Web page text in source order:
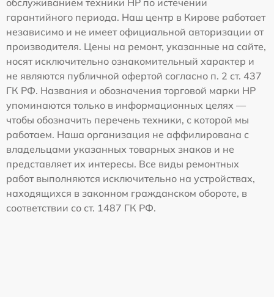
обслуживанием техники HP по истечении
гарантийного периода. Наш центр в Кирове работает
независимо и не имеет официальной авторизации от
производителя. Цены на ремонт, указанные на сайте,
носят исключительно ознакомительный характер и
не являются публичной офертой согласно п. 2 ст. 437
ГК РФ. Названия и обозначения торговой марки HP
упоминаются только в информационных целях —
чтобы обозначить перечень техники, с которой мы
работаем. Наша организация не аффилирована с
владельцами указанных товарных знаков и не
представляет их интересы. Все виды ремонтных
работ выполняются исключительно на устройствах,
находящихся в законном гражданском обороте, в
соответствии со ст. 1487 ГК РФ.